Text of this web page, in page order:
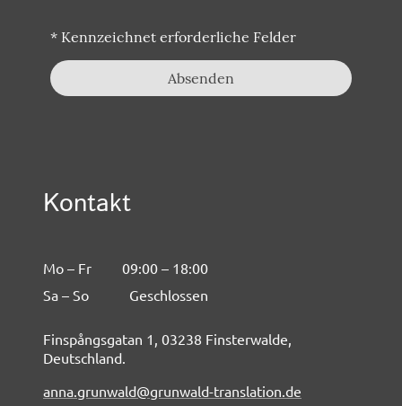
* Kennzeichnet erforderliche Felder
Absenden
Kontakt
Mo – Fr
09:00 – 18:00
Sa – So
Geschlossen
Finspångsgatan 1, 03238 Finsterwalde,
Deutschland.
anna.grunwald@grunwald-translation.de